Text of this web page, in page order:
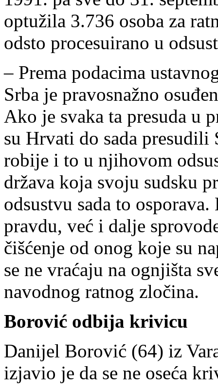
optužila 3.736 osoba za
odsto procesuirano u
– Prema podacima
Srba je pravosnažno
Ako je svaka ta presuda u
su Hrvati do sada presudili
robije i to u njihovom
država koja svoju sudsku
odsustvu sada to
pravdu, već i dalje
čišćenje od onog koje su
se ne vraćaju na ognjišta
navodnog ratnog zločina.
Borović odbija krivicu
Danijel Borović (64) iz
izjavio je da se ne oseća